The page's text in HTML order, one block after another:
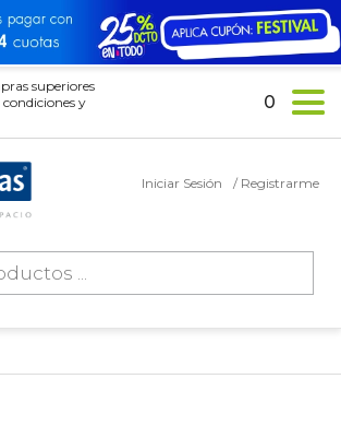
superiores
y
Iniciar Sesión / Registrarme
0